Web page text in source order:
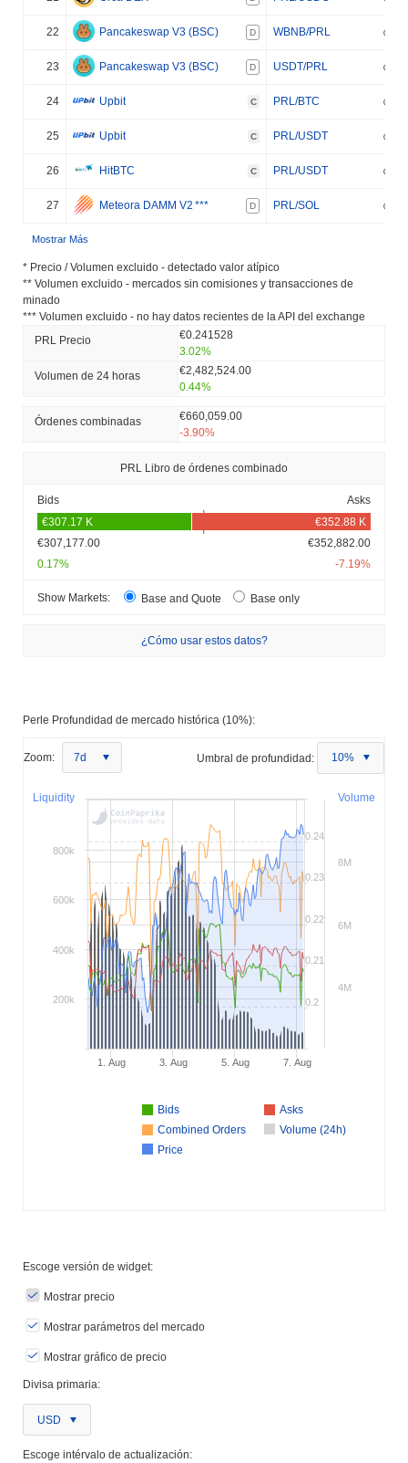
22 Pancakeswap V3 (BSC) D WBNB/PRL
23 Pancakeswap V3 (BSC) D USDT/PRL
24 Upbit C PRL/BTC
25 Upbit C PRL/USDT
26 HitBTC C PRL/USDT
27 Meteora DAMM V2 *** D PRL/SOL
Mostrar Más
* Precio / Volumen excluido - detectado valor atípico
** Volumen excluido - mercados sin comisiones y transacciones de
minado
*** Volumen excluido - no hay datos recientes de la API del exchange
PRL Precio
€0.241528
3.02%
Volumen de 24 horas
€2,482,524.00
0.44%
Órdenes combinadas
€660,059.00
-3.90%
PRL Libro de órdenes combinado
Bids Asks
€307,177.00
€352,882.00
0.17%
-7.19%
Show Markets: Base and Quote Base only
¿Cómo usar estos datos?
Perle Profundidad de mercado histórica (10%):
Zoom: 7d Umbral de profundidad: 10%
Volume
Liquidity
Bids
Asks
Combined Orders
Volume (24h)
Price
1. Aug 3. Aug 5. Aug 7. Aug
0.2
0.21
0.22
0.23
0.24
4M
6M
8M
200k
400k
600k
800k
Escoge versión de widget:
Mostrar precio
Mostrar parámetros del mercado
Mostrar gráfico de precio
Divisa primaria:
USD
Escoge intérvalo de actualización: